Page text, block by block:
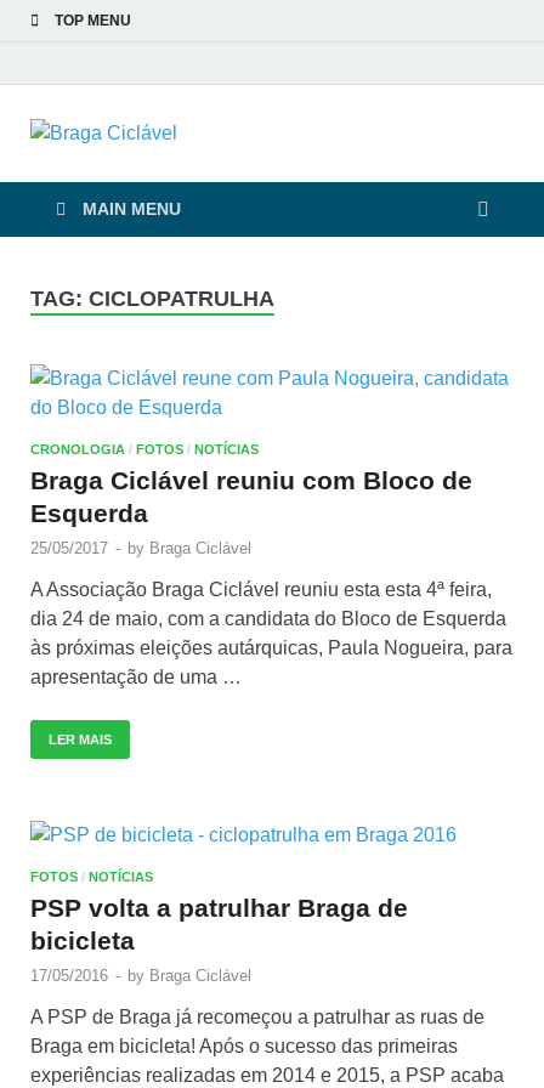
TOP MENU
Braga Ciclável
MAIN MENU
TAG: CICLOPATRULHA
CRONOLOGIA / FOTOS / NOTÍCIAS
Braga Ciclável reuniu com Bloco de
Esquerda
25/05/2017 - by Braga Ciclável
A Associação Braga Ciclável reuniu esta esta 4ª feira,
dia 24 de maio, com a candidata do Bloco de Esquerda
às próximas eleições autárquicas, Paula Nogueira, para
apresentação de uma …
LER MAIS
FOTOS / NOTÍCIAS
PSP volta a patrulhar Braga de
bicicleta
17/05/2016 - by Braga Ciclável
A PSP de Braga já recomeçou a patrulhar as ruas de
Braga em bicicleta! Após o sucesso das primeiras
experiências realizadas em 2014 e 2015, a PSP acaba